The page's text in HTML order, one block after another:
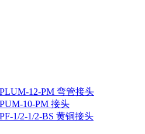
12-PM 弯管接头
10-PM 接头
1/2-1/2-BS 黄铜接头